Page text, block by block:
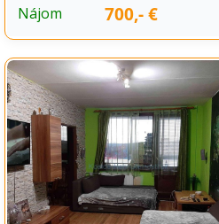
Nájom 700,- €